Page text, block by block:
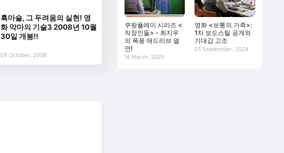
흑마술, 그 두려움의 실현! 영
화 악마의 기술3 2008년 10월
30일 개봉!!
09 October, 2008
쿠팡플레이 시리즈 <
직장인들> - 최지우
의 폭풍 애드리브 열
연!
14 March, 2025
영화 <보통의 가족>:
1차 보도스틸 공개와
기대감 고조
03 September, 2024